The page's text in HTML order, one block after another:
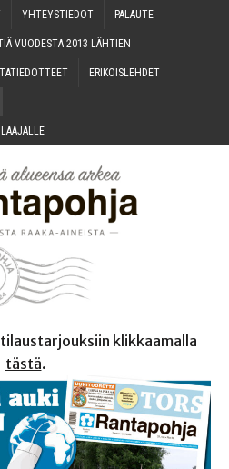
YHTEYS­TIE­DOT PALAU­TE
VUO­DES­TA 2013 LÄHTIEN
ERI­KOIS­LEH­DET
klikkaamalla
tästä.